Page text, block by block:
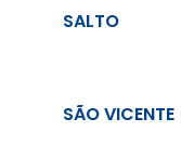
SALTO
SÃO VICENTE